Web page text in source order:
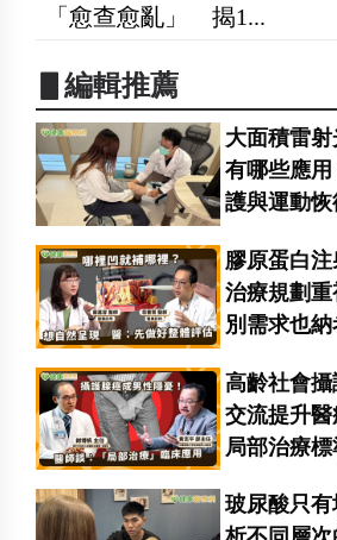
「愈查愈亂」 揭1...
▋編輯推薦
大面積雷
有哪些應
護與運動恢
膠原蛋白注
治療規劃
別需求也納
高齡社會攝
交流提升
局部治療標
玻尿酸只